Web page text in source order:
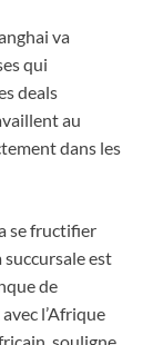
va
qui
deals
au
dans les
se fructifier
succursale est
de
l’Afrique